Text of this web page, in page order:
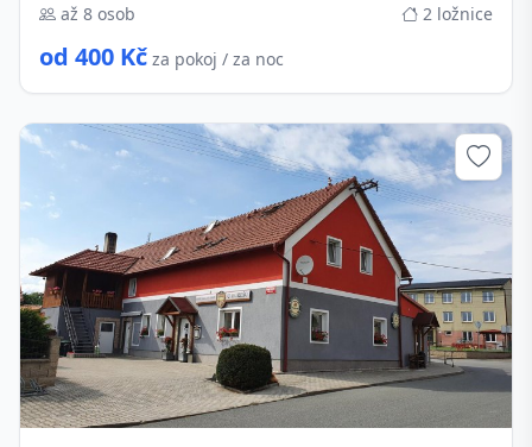
až 8 osob
2 ložnice
od 400 Kč za pokoj / za noc